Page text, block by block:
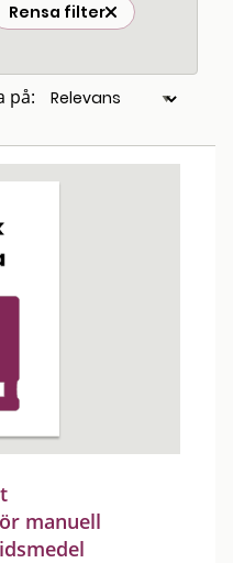
Rensa filter
på:
manuell